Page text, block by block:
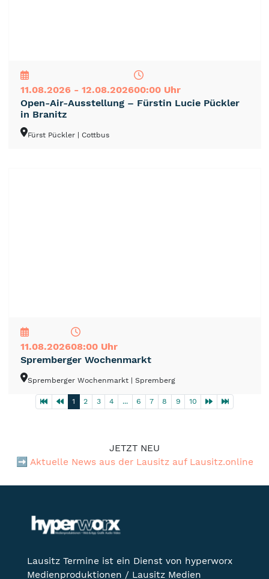
11.08.2026 - 12.08.202600:00 Uhr
Open-Air-Ausstellung – Fürstin Lucie Pückler
in Branitz
Fürst Pückler | Cottbus
11.08.202608:00 Uhr
Spremberger Wochenmarkt
Spremberger Wochenmarkt | Spremberg
1 2 3 4 ... 6 7 8 9 10
JETZT NEU
➡️ Aktuelle News aus der Lausitz auf Lausitz.online
Lausitz Termine ist ein Dienst von hyperworx
Medienproduktionen / Lausitz Medien